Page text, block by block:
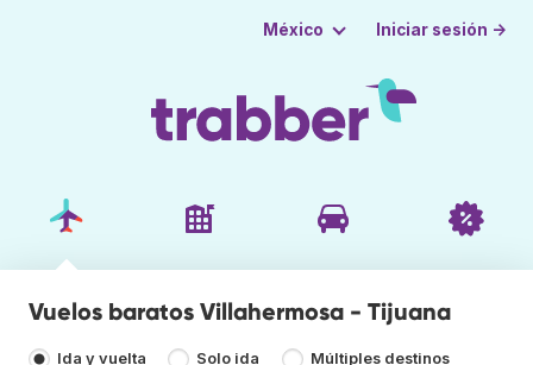
México Iniciar sesión →
Vuelos baratos Villahermosa - Tijuana
Ida y vuelta Solo ida Múltiples destinos